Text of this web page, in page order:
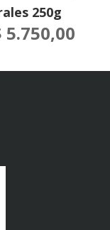
250g
5.750,00